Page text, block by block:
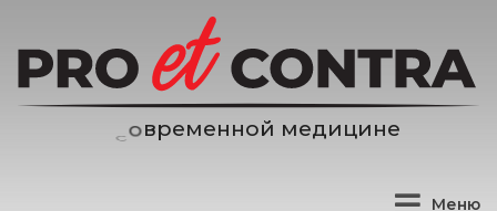
енной медицине
Меню